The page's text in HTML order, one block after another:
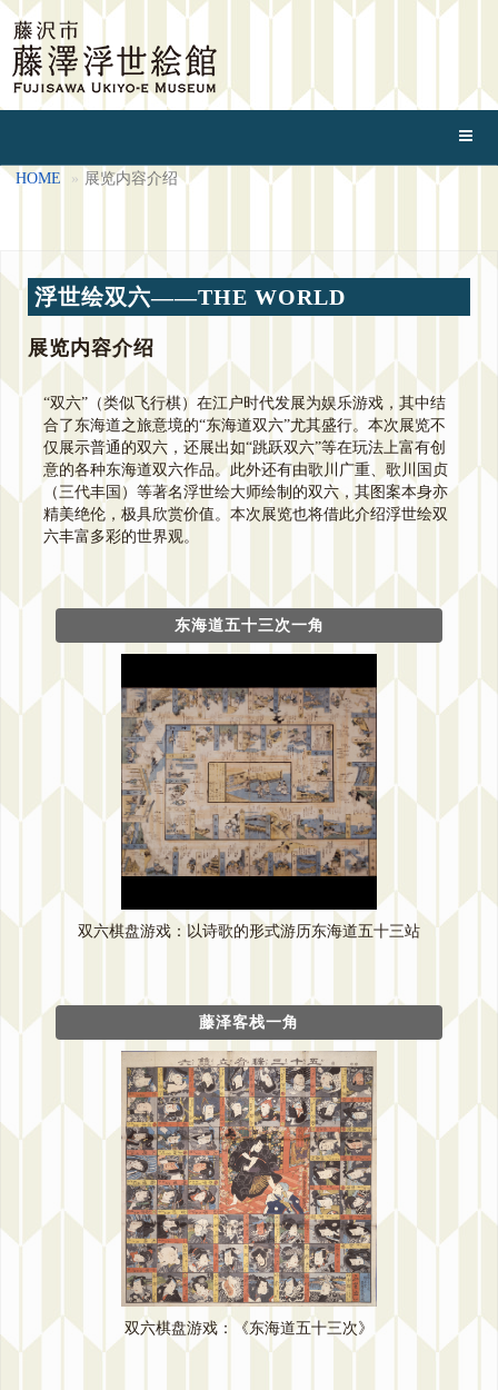
HOME 展览内容介绍
浮世绘双六——THE WORLD
展览内容介绍
“双六”（类似飞行棋）在江户时代发展为娱乐游戏，其中结
合了东海道之旅意境的“东海道双六”尤其盛行。本次展览不
仅展示普通的双六，还展出如“跳跃双六”等在玩法上富有创
意的各种东海道双六作品。此外还有由歌川广重、歌川国贞
（三代丰国）等著名浮世绘大师绘制的双六，其图案本身亦
精美绝伦，极具欣赏价值。本次展览也将借此介绍浮世绘双
六丰富多彩的世界观。
东海道五十三次一角
双六棋盘游戏：以诗歌的形式游历东海道五十三站
藤泽客栈一角
双六棋盘游戏：《东海道五十三次》